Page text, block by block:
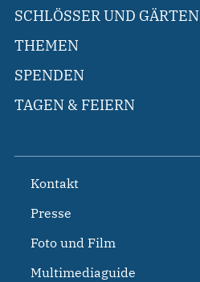
SCHLÖSSER UND GÄRTEN
THEMEN
SPENDEN
TAGEN & FEIERN
Kontakt
Presse
Foto und Film
Multimediaguide